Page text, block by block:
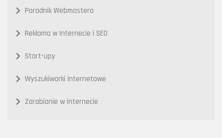
Poradnik Webmastera
Reklama w Internecie i SEO
Start-upy
Wyszukiwarki internetowe
Zarabianie w internecie